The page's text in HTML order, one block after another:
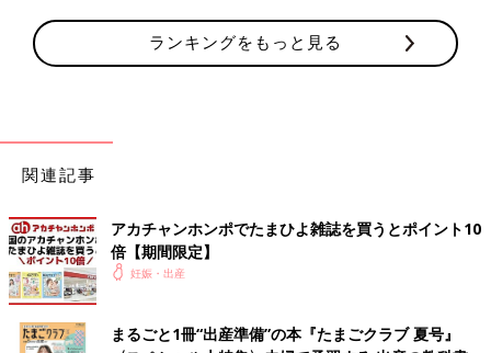
ランキングをもっと見る
関連記事
アカチャンホンポでたまひよ雑誌を買うとポイント10
倍【期間限定】
妊娠・出産
まるごと1冊“出産準備”の本『たまごクラブ 夏号』